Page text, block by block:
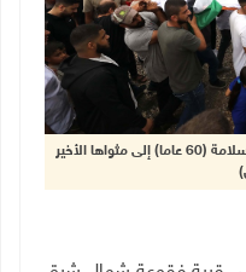
تشييع جثمان الشهيدة حنان عبد الرحمن أبو سلامة (60 عاما) إلى مثواها الأخير